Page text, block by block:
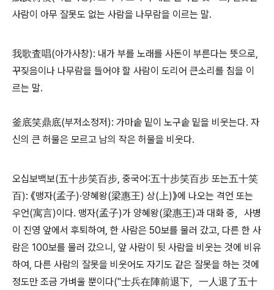
사람이 아무 잘못도 없는 사람을 나무람을 이르는 말.
我歌査唱(아가사창): 내가 부를 노래를 사돈이 부른다는 뜻으로,
꾸짖음이나 나무람을 들어야 할 사람이 도리어 큰소리를 침을 이
르는 말.
釜底笑鼎底(부저소정저): 가마솥 밑이 노구솥 밑을 비웃는다. 자
신의 큰 허물은 모르고 남의 작은 허물을 비웃다.
오십보백보(五十步笑百步, 중국어:五十步笑百步 또는五十笑
百): 《맹자(孟子)·양혜왕(梁惠王) 상(上)》에 나오는 격언 또는
우언(寓言)이다. 맹자(孟子)가 양혜왕(梁惠王)과 대화 중，사병
이 진영 앞에서 후퇴하여, 한 사람은 50보를 물러 갔고, 다른 한 사
람은 100보를 물러 갔으니, 앞 사람이 뒷 사람을 비웃는 것에 비유
하여, 다른 사람의 잘못을 비웃어도 자기도 같은 잘못을 하는 것에
정도만 조금 가벼울 뿐이다("士兵在陣前退下，一人退了五十